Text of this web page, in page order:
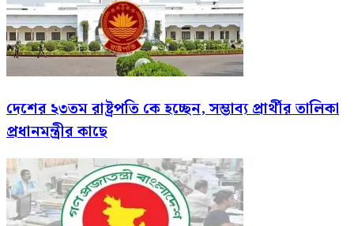
দেশের ২৩তম রাষ্ট্রপতি কে হচ্ছেন, সম্ভাব্য প্রার্থীর তালিকা
প্রধানমন্ত্রীর কাছে